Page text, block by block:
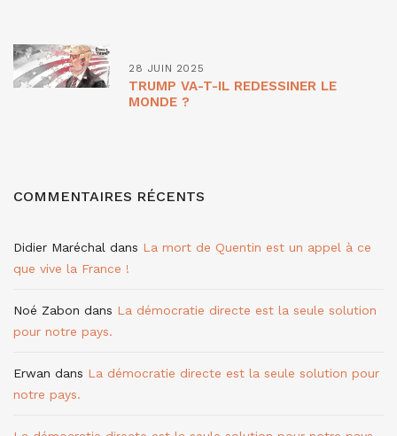
28 JUIN 2025
TRUMP VA-T-IL REDESSINER LE
MONDE ?
COMMENTAIRES RÉCENTS
Didier Maréchal dans La mort de Quentin est un appel à ce
que vive la France !
Noé Zabon dans La démocratie directe est la seule solution
pour notre pays.
Erwan dans La démocratie directe est la seule solution pour
notre pays.